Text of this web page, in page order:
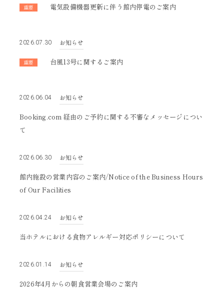
2023
重要 電気設備機器更新に伴う館内停電のご案内
2026.07.30 お知らせ
重要 台風13号に関するご案内
2026.06.04 お知らせ
Booking.com 経由のご予約に関する不審なメッセージについ
て
2026.06.30 お知らせ
館内施設の営業内容のご案内/Notice of the Business Hours
of Our Facilities
2026.04.24 お知らせ
当ホテルにおける食物アレルギー対応ポリシーについて
2026.01.14 お知らせ
2026年4月からの朝食営業会場のご案内